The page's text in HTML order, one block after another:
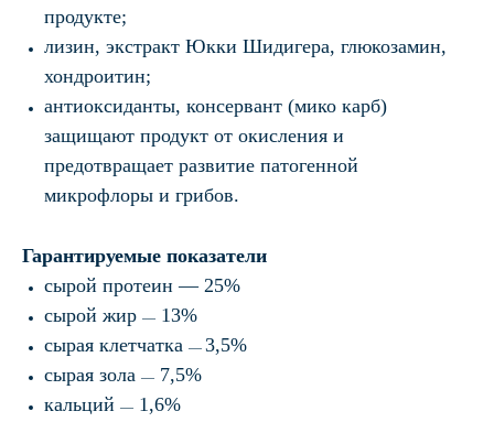
продукте;
лизин, экстракт Юкки Шидигера, глюкозамин,
хондроитин;
антиоксиданты, консервант (мико карб)
защищают продукт от окисления и
предотвращает развитие патогенной
микрофлоры и грибов.
Гарантируемые показатели
сырой протеин — 25%
сырой жир — 13%
сырая клетчатка — 3,5%
сырая зола — 7,5%
кальций — 1,6%